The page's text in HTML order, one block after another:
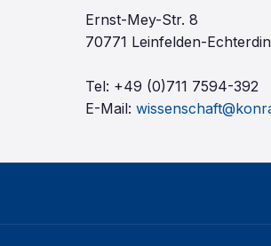
Ernst-Mey-Str. 8
70771 Leinfelden-
Tel: +49 (0)711 7594-392
E-Mail: